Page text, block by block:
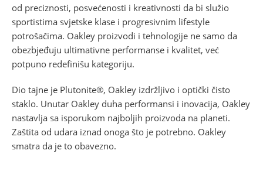
od preciznosti, posvećenosti i kreativnosti da bi služio
sportistima svjetske klase i progresivnim lifestyle
potrošačima. Oakley proizvodi i tehnologije ne samo da
obezbjeđuju ultimativne performanse i kvalitet, već
potpuno redefinišu kategoriju.
Dio tajne je Plutonite®, Oakley izdržljivo i optički čisto
staklo. Unutar Oakley duha performansi i inovacija, Oakley
nastavlja sa isporukom najboljih proizvoda na planeti.
Zaštita od udara iznad onoga što je potrebno. Oakley
smatra da je to obavezno.